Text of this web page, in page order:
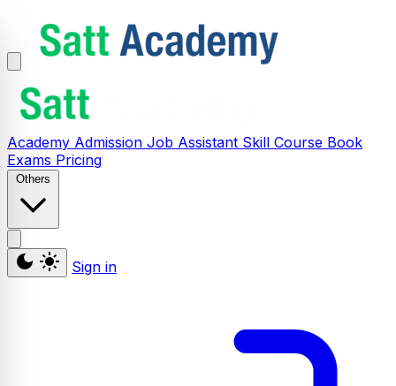
Academy Admission Job Assistant Skill Course Book
Exams Pricing
Others
Sign in